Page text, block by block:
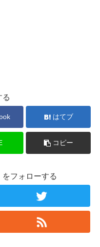
る
はてブ
コピー
フォローする